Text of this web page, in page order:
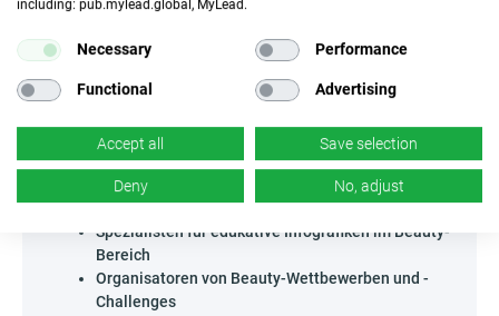
Wer kann The Face Shop - VN bewerben?
Das Kosmetikprogramm wird besonders von Personen
geschätzt, die in den Bereichen Beauty, Pflege und Lifestyle
aktiv sind – es ist die perfekte Wahl für verschiedene
Gruppen von Kreativen und Organisatoren.
Ersteller von Branchen-Newslettern mit
Kosmetikneuheiten und Rezensionen
Administratoren von Community-Gruppen rund um
bewusste Hautpflege
Spezialisten für edukative Infografiken im Beauty-
Bereich
Organisatoren von Beauty-Wettbewerben und -
Challenges
including: pub.mylead.global, MyLead.
Necessary Performance
Functional Advertising
Accept all Save selection
Deny No, adjust